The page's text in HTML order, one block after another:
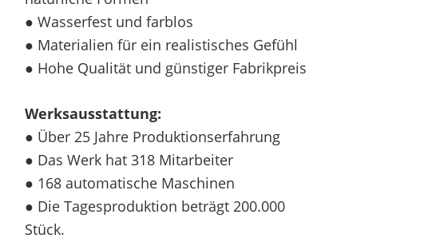
● Wasserfest und farblos
● Materialien für ein realistisches Gefühl
● Hohe Qualität und günstiger Fabrikpreis
Werksausstattung:
● Über 25 Jahre Produktionserfahrung
● Das Werk hat 318 Mitarbeiter
● 168 automatische Maschinen
● Die Tagesproduktion beträgt 200.000
Stück.